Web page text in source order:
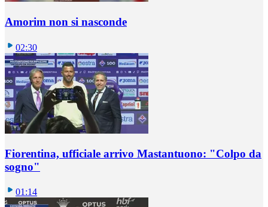
Amorim non si nasconde
02:30
Fiorentina, ufficiale arrivo Mastantuono: "Colpo da
sogno"
01:14